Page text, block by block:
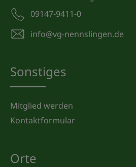
09147-9411-0
info@vg-nennslingen.de
Sonstiges
Mitglied werden
Kontaktformular
Orte